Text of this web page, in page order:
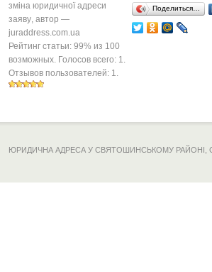
зміна юридичної адреси
заяву, автор —
juraddress.com.ua
Рейтинг статьи: 99% из 100
возможных. Голосов всего: 1.
Отзывов пользователей: 1.
Поделиться…
ЮРИДИЧНА АДРЕСА У СВЯТОШИНСЬКОМУ РАЙОНІ,